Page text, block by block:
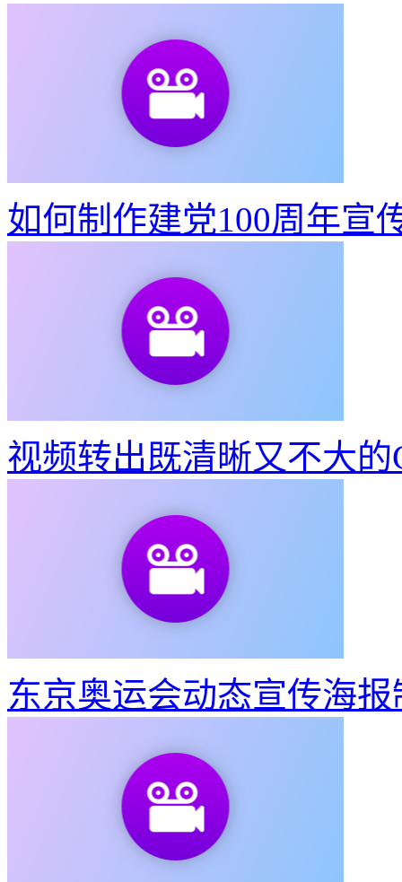
如何制作建党100周年宣
视频转出既清晰又不大的
东京奥运会动态宣传海